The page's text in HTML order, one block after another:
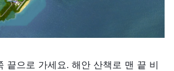
끝으로 가세요. 해안 산책로 맨 끝 비